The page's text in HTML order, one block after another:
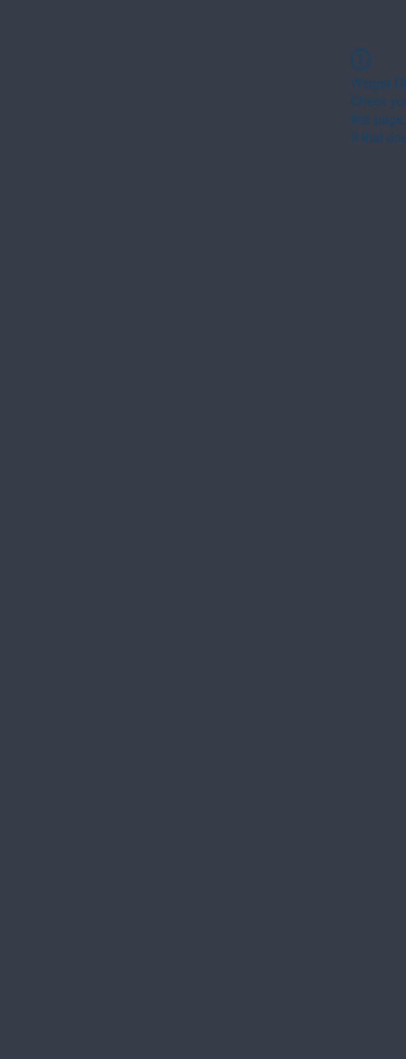
Widget
Check
this page.
If that